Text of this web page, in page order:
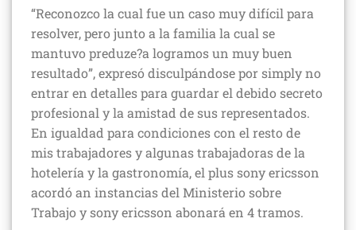
“Reconozco la cual fue un caso muy difícil para
resolver, pero junto a la familia la cual se
mantuvo preduze?a logramos un muy buen
resultado”, expresó disculpándose por simply no
entrar en detalles para guardar el debido secreto
profesional y la amistad de sus representados.
En igualdad para condiciones con el resto de
mis trabajadores y algunas trabajadoras de la
hotelería y la gastronomía, el plus sony ericsson
acordó an instancias del Ministerio sobre
Trabajo y sony ericsson abonará en 4 tramos.